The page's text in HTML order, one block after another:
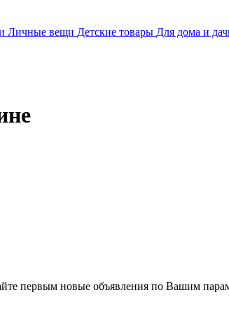
Личные вещи Детские товары Для дома и
первым новые объявления по Вашим